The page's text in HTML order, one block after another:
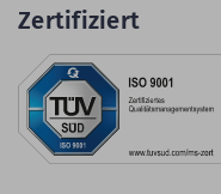
Zertifiziert